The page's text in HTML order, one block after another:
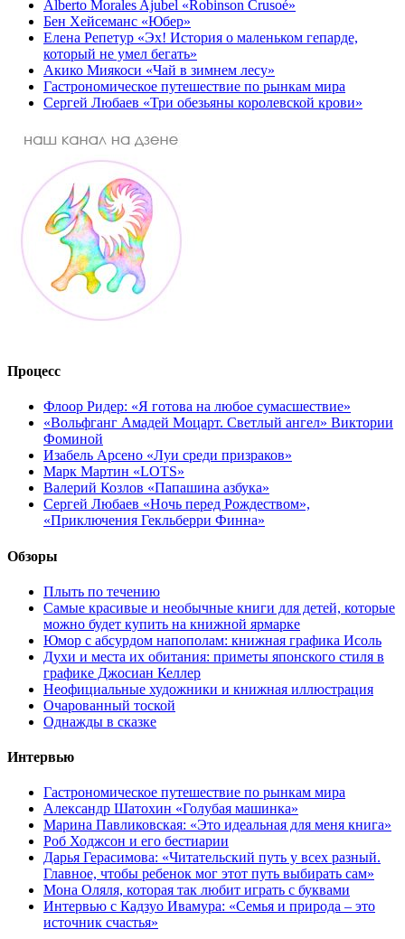
Alberto Morales Ajubel «Robinson Crusoé»
Бен Хейсеманс «Юбер»
Елена Репетур «Эх! История о маленьком гепарде,
который не умел бегать»
Акико Миякоси «Чай в зимнем лесу»
Гастрономическое путешествие по рынкам мира
Сергей Любаев «Три обезьяны королевской крови»
Процесс
Флоор Ридер: «Я готова на любое сумасшествие»
«Вольфганг Амадей Моцарт. Светлый ангел» Виктории
Фоминой
Изабель Арсено «Луи среди призраков»
Марк Мартин «LOTS»
Валерий Козлов «Папашина азбука»
Сергей Любаев «Ночь перед Рождеством»,
«Приключения Гекльберри Финна»
Обзоры
Плыть по течению
Самые красивые и необычные книги для детей, которые
можно будет купить на книжной ярмарке
Юмор с абсурдом напополам: книжная графика Исоль
Духи и места их обитания: приметы японского стиля в
графике Джосиан Келлер
Неофициальные художники и книжная иллюстрация
Очарованный тоской
Однажды в сказке
Интервью
Гастрономическое путешествие по рынкам мира
Александр Шатохин «Голубая машинка»
Марина Павликовская: «Это идеальная для меня книга»
Роб Ходжсон и его бестиарии
Дарья Герасимова: «Читательский путь у всех разный.
Главное, чтобы ребенок мог этот путь выбирать сам»
Мона Оляля, которая так любит играть с буквами
Интервью с Кадзуо Ивамура: «Семья и природа – это
источник счастья»